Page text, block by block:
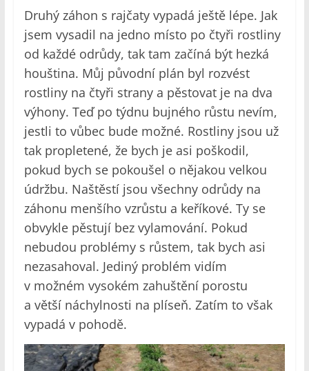
Druhý záhon s rajčaty vypadá ještě lépe. Jak
jsem vysadil na jedno místo po čtyři rostliny
od každé odrůdy, tak tam začíná být hezká
houština. Můj původní plán byl rozvést
rostliny na čtyři strany a pěstovat je na dva
výhony. Teď po týdnu bujného růstu nevím,
jestli to vůbec bude možné. Rostliny jsou už
tak propletené, že bych je asi poškodil,
pokud bych se pokoušel o nějakou velkou
údržbu. Naštěstí jsou všechny odrůdy na
záhonu menšího vzrůstu a keříkové. Ty se
obvykle pěstují bez vylamování. Pokud
nebudou problémy s růstem, tak bych asi
nezasahoval. Jediný problém vidím
v možném vysokém zahuštění porostu
a větší náchylnosti na plíseň. Zatím to však
vypadá v pohodě.